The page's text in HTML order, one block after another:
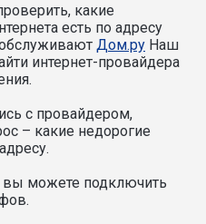
какие
есть по адресу
обслуживают Дом.ру Наш
интернет-провайдера
с провайдером,
– какие недорогие
вы можете подключить